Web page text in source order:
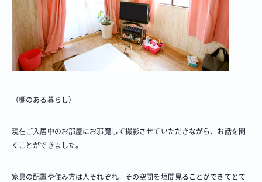
（棚のある暮らし）
現在ご入居中のお部屋にお邪魔して撮影させていただきながら、お話を聞
くことができました。
家具の配置や住み方は人それぞれ。その空間を垣間見ることができてとて